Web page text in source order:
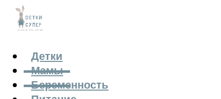
Детки
Мамы
Беременность